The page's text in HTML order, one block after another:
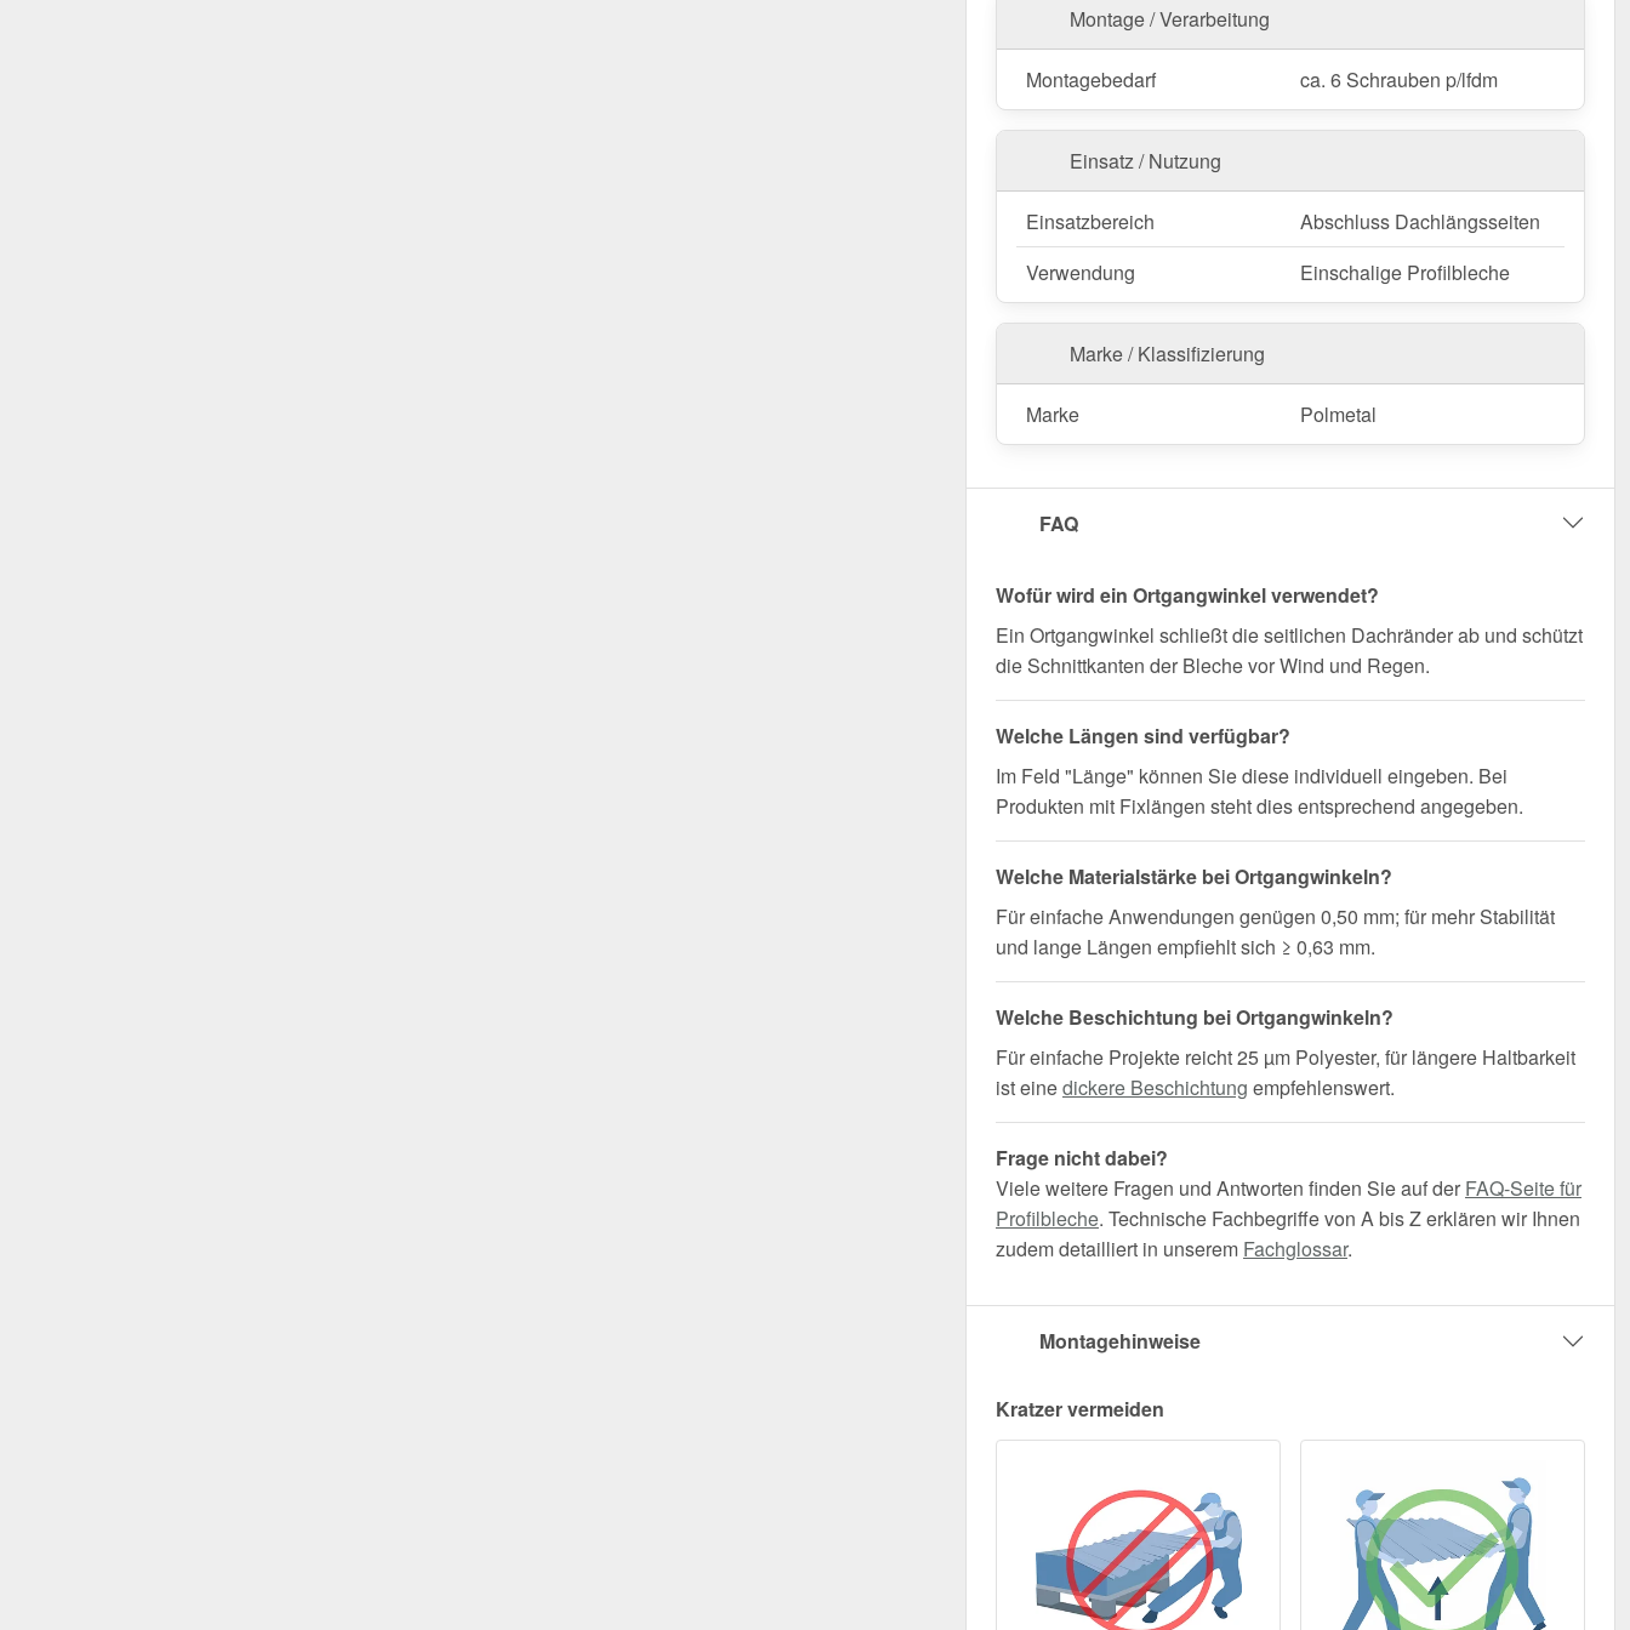
Achtung:Dieser Ortgangwinkel ist ausschließlich für das
Wegen Sonderanfertigung vom Widerruf ausgeschlossen
Montage / Verarbeitung
Montagebedarf ca. 6 Schrauben p/lfdm
Einsatz / Nutzung
Einsatzbereich
Abschluss Dachlängsseiten
Verwendung
Einschalige Profilbleche
Marke / Klassifizierung
Marke Polmetal
FAQ
Wofür wird ein Ortgangwinkel verwendet?
Ein Ortgangwinkel schließt die seitlichen Dachränder ab und schützt
die Schnittkanten der Bleche vor Wind und Regen.
Welche Längen sind verfügbar?
Im Feld "Länge" können Sie diese individuell eingeben. Bei
Produkten mit Fixlängen steht dies entsprechend angegeben.
Welche Materialstärke bei Ortgangwinkeln?
Für einfache Anwendungen genügen 0,50 mm; für mehr Stabilität
und lange Längen empfiehlt sich ≥ 0,63 mm.
Welche Beschichtung bei Ortgangwinkeln?
Für einfache Projekte reicht 25 µm Polyester, für längere Haltbarkeit
ist einedickere Beschichtung empfehlenswert.
Frage nicht dabei?
Viele weitere Fragen und Antworten finden Sie auf der FAQ-Seite für
Profilbleche. Technische Fachbegriffe von A bis Z erklären wir Ihnen
zudem detailliert in unserem Fachglossar.
Montagehinweise
Kratzer vermeiden